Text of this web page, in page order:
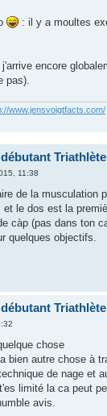
: il y a moultes
encore
pas).
www.jensvoigtfacts.com/
Triathlète
11:38
de la musculation
le dos est la
càp (pas dans ton
quelques objectifs.
Triathlète
chose
bien autre chose à
de nage et
limité la ca peut
avis.